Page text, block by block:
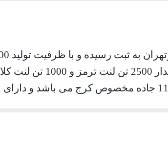
درخواست شرکت در
کارخانه ایرانلنت در کیلومتر 11 جاده مخصوص